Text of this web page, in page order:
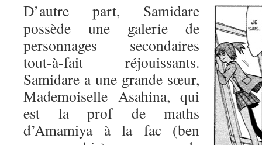
D’autre part, Samidare
possède une galerie de
personnages secondaires
tout-à-fait réjouissants.
Samidare a une grande sœur,
Mademoiselle Asahina, qui
est la prof de maths
d’Amamiya à la fac (ben